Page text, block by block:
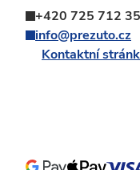
+420 725 712
info@prezuto.cz
Kontaktní